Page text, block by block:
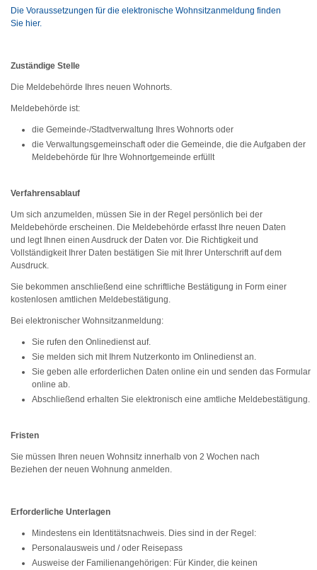
Die Voraussetzungen für die elektronische Wohnsitzanmeldung finden
Sie hier.
Zuständige Stelle
Die Meldebehörde Ihres neuen Wohnorts.
Meldebehörde ist:
die Gemeinde-/Stadtverwaltung Ihres Wohnorts oder
die Verwaltungsgemeinschaft oder die Gemeinde, die die Aufgaben der
Meldebehörde für Ihre Wohnortgemeinde erfüllt
Verfahrensablauf
Um sich anzumelden, müssen Sie in der Regel persönlich bei der
Meldebehörde erscheinen. Die Meldebehörde erfasst Ihre neuen Daten
und legt Ihnen einen Ausdruck der Daten vor. Die Richtigkeit und
Vollständigkeit Ihrer Daten bestätigen Sie mit Ihrer Unterschrift auf dem
Ausdruck.
Sie bekommen anschließend eine schriftliche Bestätigung in Form einer
kostenlosen amtlichen Meldebestätigung.
Bei elektronischer Wohnsitzanmeldung:
Sie rufen den Onlinedienst auf.
Sie melden sich mit Ihrem Nutzerkonto im Onlinedienst an.
Sie geben alle erforderlichen Daten online ein und senden das Formular
online ab.
Abschließend erhalten Sie elektronisch eine amtliche Meldebestätigung.
Fristen
Sie müssen Ihren neuen Wohnsitz innerhalb von 2 Wochen nach
Beziehen der neuen Wohnung anmelden.
Erforderliche Unterlagen
Mindestens ein Identitätsnachweis. Dies sind in der Regel:
Personalausweis und / oder Reisepass
Ausweise der Familienangehörigen: Für Kinder, die keinen